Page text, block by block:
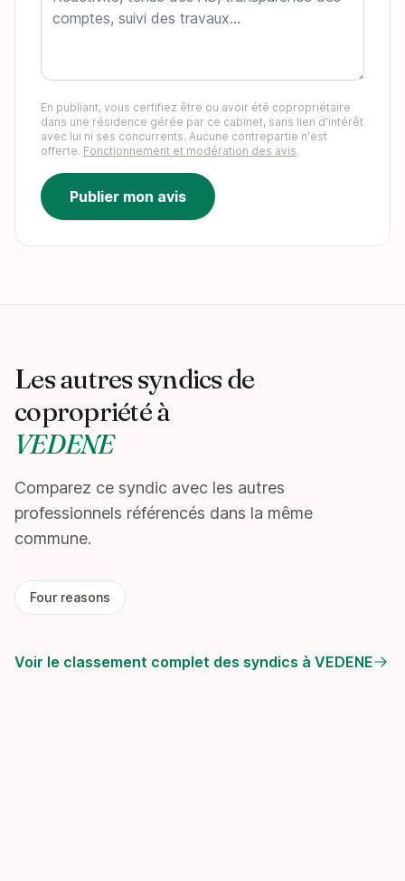
En publiant, vous certifiez être ou avoir été copropriétaire
dans une résidence gérée par ce cabinet, sans lien d'intérêt
avec lui ni ses concurrents. Aucune contrepartie n'est
offerte. Fonctionnement et modération des avis.
Publier mon avis
Les autres syndics de
copropriété à
VEDENE
Comparez ce syndic avec les autres
professionnels référencés dans la même
commune.
Four reasons
Voir le classement complet des syndics à VEDENE